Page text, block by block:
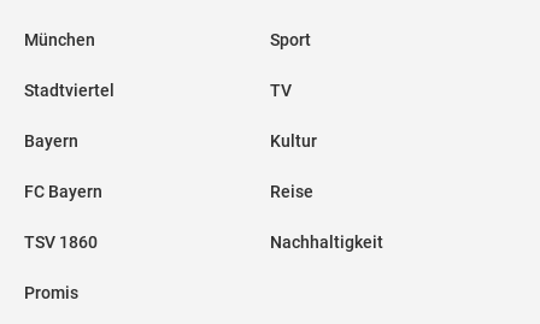
München
Stadtviertel
Bayern
FC Bayern
TSV 1860
Promis
Sport
TV
Kultur
Reise
Nachhaltigkeit